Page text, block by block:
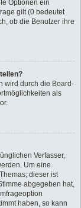
Optionen ein
gilt (0 bedeutet
ob die Benutzer ihre
wird durch die Board-
als
Verfasser,
Um eine
dieser ist
abgegeben hat,
haben, so kann